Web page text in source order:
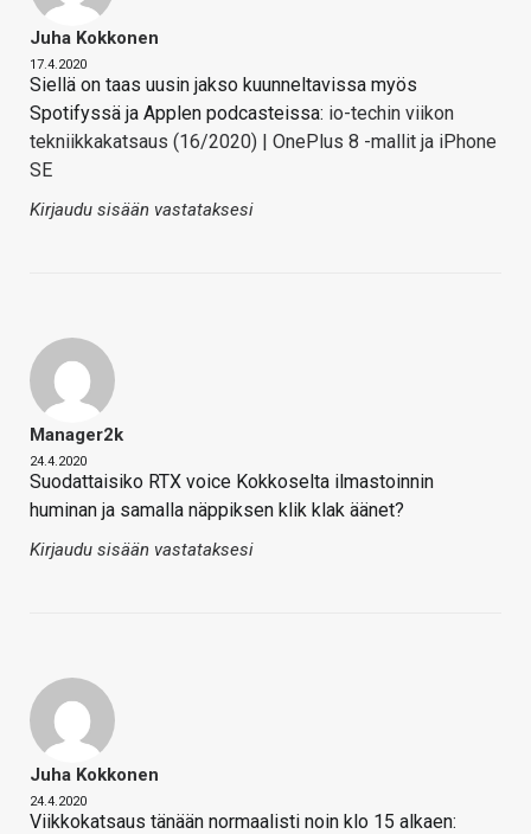
Juha Kokkonen
17.4.2020
Siellä on taas uusin jakso kuunneltavissa myös
Spotifyssä ja Applen podcasteissa: io-techin viikon
tekniikkakatsaus (16/2020) | OnePlus 8 -mallit ja iPhone
SE
Kirjaudu sisään vastataksesi
Manager2k
24.4.2020
Suodattaisiko RTX voice Kokkoselta ilmastoinnin
huminan ja samalla näppiksen klik klak äänet?
Kirjaudu sisään vastataksesi
Juha Kokkonen
24.4.2020
Viikkokatsaus tänään normaalisti noin klo 15 alkaen: